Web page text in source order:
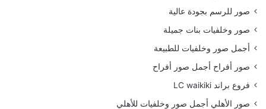
صور للرسم بجودة عالية
صور وخلفيات بنات جميلة
أجمل صور وخلفيات للطبيعة
صور أفراح أجمل صور أفراح
فروع براند LC waikiki
صور الأهلي أجمل صور وخلفيات للأهلي